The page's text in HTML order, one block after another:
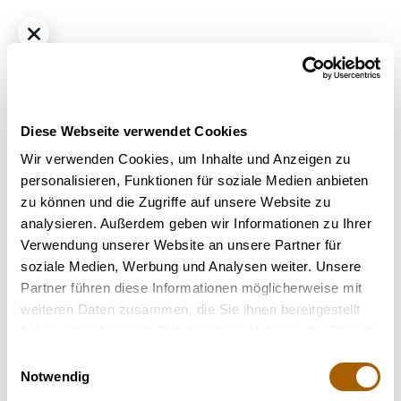
Diese Webseite verwendet Cookies
Wir verwenden Cookies, um Inhalte und Anzeigen zu
personalisieren, Funktionen für soziale Medien anbieten
zu können und die Zugriffe auf unsere Website zu
analysieren. Außerdem geben wir Informationen zu Ihrer
Verwendung unserer Website an unsere Partner für
soziale Medien, Werbung und Analysen weiter. Unsere
Partner führen diese Informationen möglicherweise mit
weiteren Daten zusammen, die Sie ihnen bereitgestellt
Notwendig
Hybrid - Indica Dominant THC25.1% CBD1%
Remexian 24/1 HMA Peyote WiFi
Bestrahlung: Unbestrahlt
Strain: Peyote Wifi
Terpene: Beta-Caryophyllen, Beta-Myrcen, D-Limonen
Schmerzen